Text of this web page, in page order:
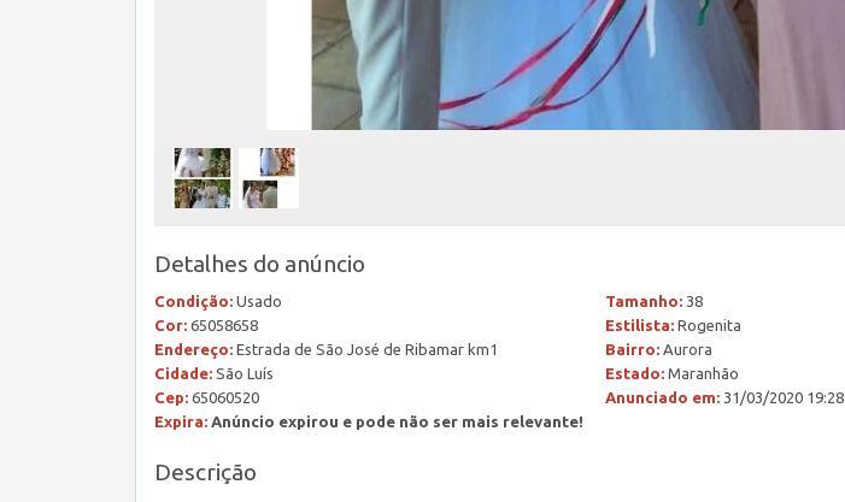
Detalhes do anúncio
Condição: Usado Tamanho: 38
Cor: 65058658 Estilista: Rogenita
Endereço: Estrada de São José de Ribamar km1 Bairro: Aurora
Cidade: São Luís Estado: Maranhão
Cep: 65060520 Anunciado em: 31/03/2020 19:28
Expira: Anúncio expirou e pode não ser mais relevante!
Descrição